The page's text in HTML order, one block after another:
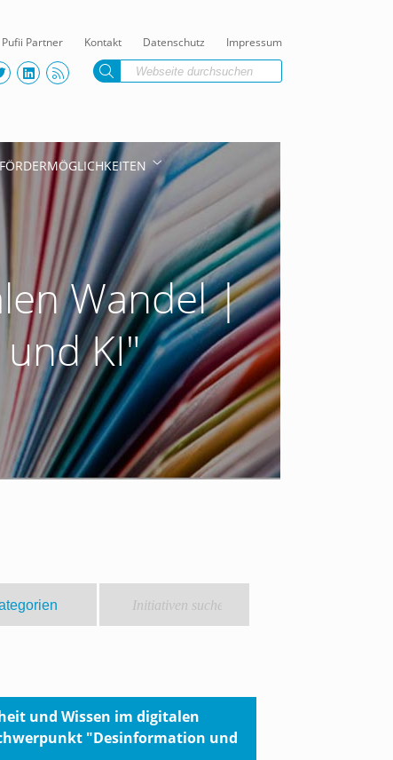
Impressum
Datenschutz
Kontakt
Pufii Partner
FÖRDERMÖGLICHKEITEN
Wandel |
KI"
und Wissen im digitalen
"Desinformation und